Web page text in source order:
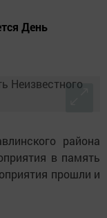
День
района
в память
прошли и